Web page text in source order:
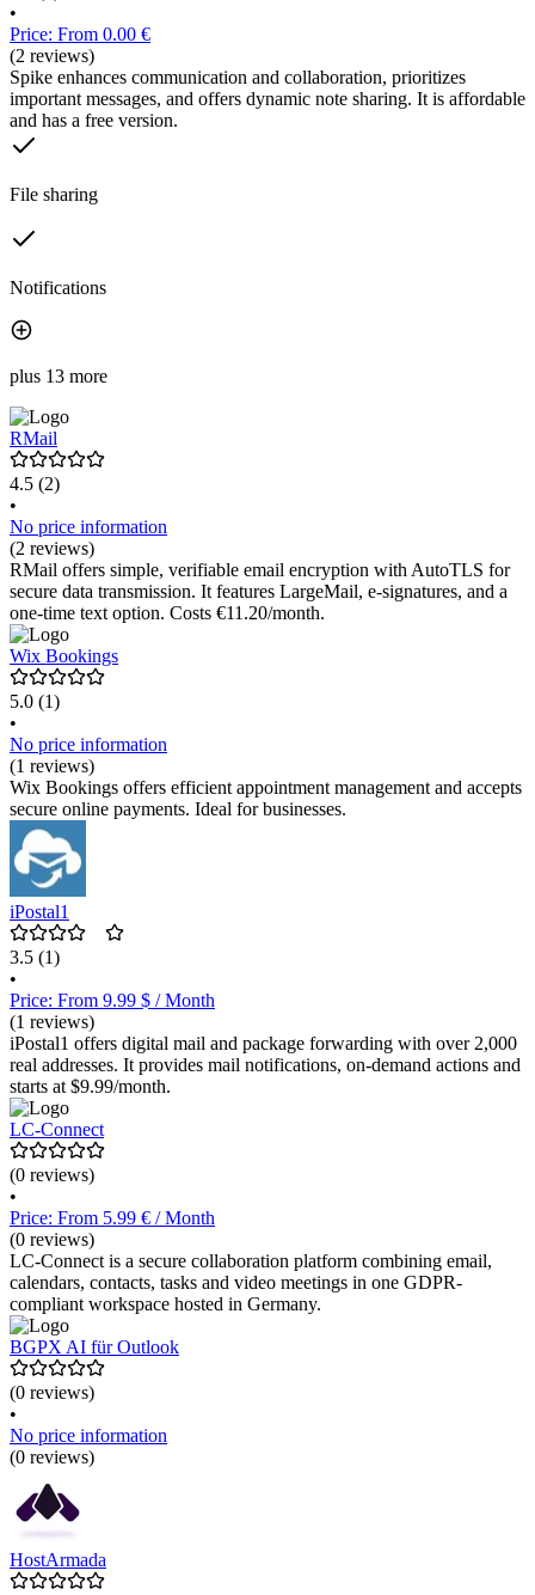
•
Price: From 0.00 €
(2 reviews)
Spike enhances communication and collaboration, prioritizes
important messages, and offers dynamic note sharing. It is affordable
and has a free version.
File sharing
Notifications
plus 13 more
RMail
4.5 (2)
•
No price information
(2 reviews)
RMail offers simple, verifiable email encryption with AutoTLS for
secure data transmission. It features LargeMail, e-signatures, and a
one-time text option. Costs €11.20/month.
Wix Bookings
5.0 (1)
•
No price information
(1 reviews)
Wix Bookings offers efficient appointment management and accepts
secure online payments. Ideal for businesses.
iPostal1
3.5 (1)
•
Price: From 9.99 $ / Month
(1 reviews)
iPostal1 offers digital mail and package forwarding with over 2,000
real addresses. It provides mail notifications, on-demand actions and
starts at $9.99/month.
LC-Connect
(0 reviews)
•
Price: From 5.99 € / Month
(0 reviews)
LC-Connect is a secure collaboration platform combining email,
calendars, contacts, tasks and video meetings in one GDPR-
compliant workspace hosted in Germany.
BGPX AI für Outlook
(0 reviews)
•
No price information
(0 reviews)
HostArmada